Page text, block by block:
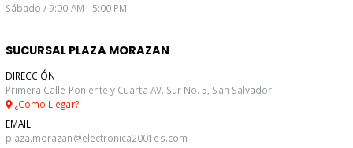
Sábado / 9:00 AM - 5:00 PM
SUCURSAL PLAZA MORAZAN
DIRECCIÓN
Primera Calle Poniente y Cuarta AV. Sur No. 5, San Salvador
¿Como Llegar?
EMAIL
plaza.morazan@electronica2001es.com